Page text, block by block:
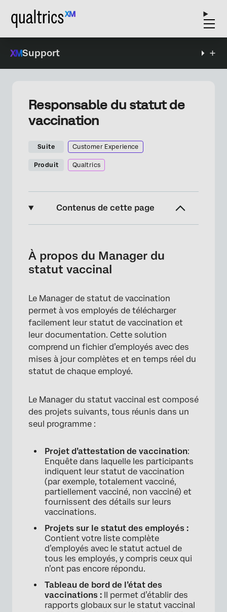
Support
Responsable du statut de
vaccination
Suite Customer Experience
Produit Qualtrics
Contenus de cette page
Création d’un Manager du statut vaccinal
Activez vos flux de travail
Éviter de dupliquer les dossiers des employés
Préparer votre fichier de salariés
Télécharger les données des employés
Fournir une liste de distribution
Lancement du Manager du statut des
vaccinations
Personnalisez vos messages électroniques
Planifiez votre distribution
Télécharger les documents de vaccination
Mise à jour automatique de la liste des
employés
Tableau de bord du statut vaccinal
Manager votre programme
Permissions requises pour le Manager du
À propos du Manager du
statut vaccinal
Le Manager de statut de vaccination
permet à vos employés de télécharger
facilement leur statut de vaccination et
leur documentation. Cette solution
comprend un fichier d’employés avec des
mises à jour complètes et en temps réel du
statut de chaque employé.
Le Manager du statut vaccinal est composé
des projets suivants, tous réunis dans un
seul programme :
Projet d’attestation de vaccination:
Enquête dans laquelle les participants
indiquent leur statut de vaccination
(par exemple, totalement vacciné,
partiellement vacciné, non vacciné) et
fournissent des détails sur leurs
vaccinations.
Projets sur le statut des employés :
Contient votre liste complète
d’employés avec le statut actuel de
tous les employés, y compris ceux qui
n’ont pas encore répondu.
Tableau de bord de l’état des
vaccinations : Il permet d’établir des
rapports globaux sur le statut vaccinal